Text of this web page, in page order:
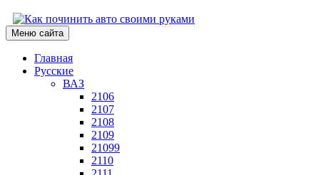
Меню сайта
Главная
Русские
ВАЗ
2106
2107
2108
2109
21099
2110